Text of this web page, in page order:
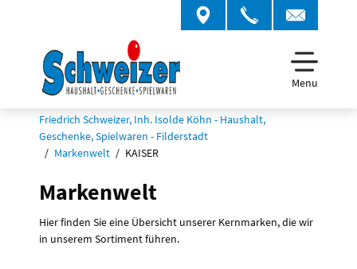
Menu
Friedrich Schweizer, Inh. Isolde Köhn - Haushalt,
Geschenke, Spielwaren - Filderstadt
Markenwelt
KAISER
Markenwelt
Hier finden Sie eine Übersicht unserer Kernmarken, die wir
in unserem Sortiment führen.